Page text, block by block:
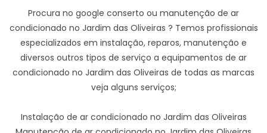
Procura no google conserto ou manutenção de ar
condicionado no Jardim das Oliveiras ? Temos profissionais
especializados em instalação, reparos, manutenção e
diversos outros tipos de serviço a equipamentos de ar
condicionado no Jardim das Oliveiras de todas as marcas
veja alguns serviços;
Instalação de ar condicionado no Jardim das Oliveiras